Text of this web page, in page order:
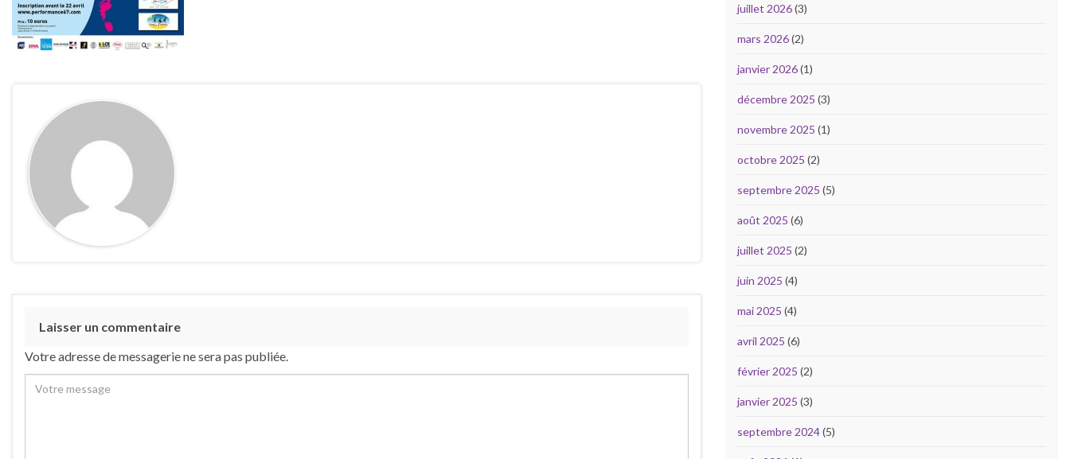
Laisser un commentaire
Votre adresse de messagerie ne sera pas publiée.
juillet 2026(3)
mars 2026(2)
janvier 2026(1)
décembre 2025 (3)
novembre 2025 (1)
octobre 2025 (2)
septembre 2025 (5)
août 2025 (6)
juillet 2025 (2)
juin 2025 (4)
mai 2025 (4)
avril 2025 (6)
février 2025 (2)
janvier 2025 (3)
septembre 2024(5)